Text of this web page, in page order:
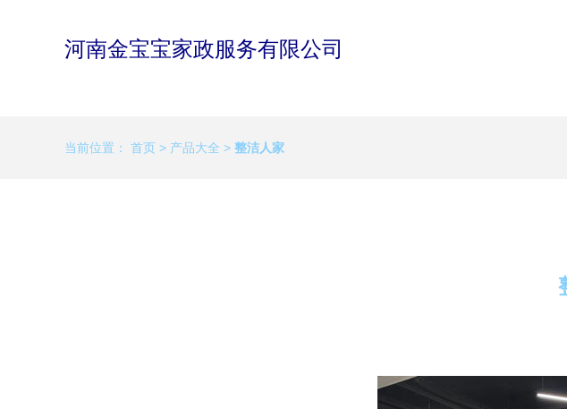
河南金宝宝家政服务有限公司
当前位置： 首页 > 产品大全 > 整洁人家